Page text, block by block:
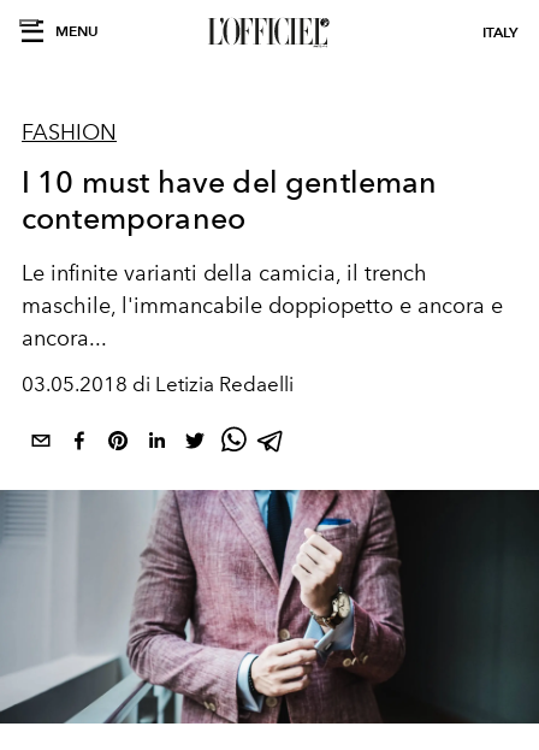
MENU ITALY
FASHION
I 10 must have del gentleman
contemporaneo
Le infinite varianti della camicia, il trench
maschile, l'immancabile doppiopetto e ancora e
ancora...
03.05.2018 di Letizia Redaelli